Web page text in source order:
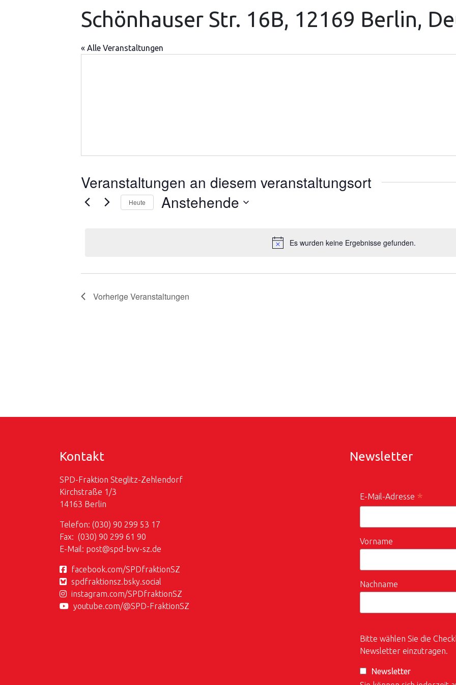
Schönhauser Str. 16B, 12169 Berlin,
« Alle Veranstaltungen
Veranstaltungen an diesem veranstaltungsort
Hinweis
Es wurden keine Ergebnisse gefunden.
Heute Anstehende
VorherigeVeranstaltungen
Kontakt
SPD-Fraktion Steglitz-Zehlendorf
Kirchstraße 1/3
14163 Berlin
Telefon: (030) 90 299 53 17
Fax: (030) 90 299 61 90
E-Mail: post@spd-bvv-sz.de
facebook.com/SPDfraktionSZ
spdfraktionsz.bsky.social
instagram.com/SPDfraktionSZ
youtube.com/@SPD-FraktionSZ
Newsletter
E-Mail-Adresse *
Vorname
Nachname
Bitte wählen Sie die
Newsletter einzutragen.
Newsletter